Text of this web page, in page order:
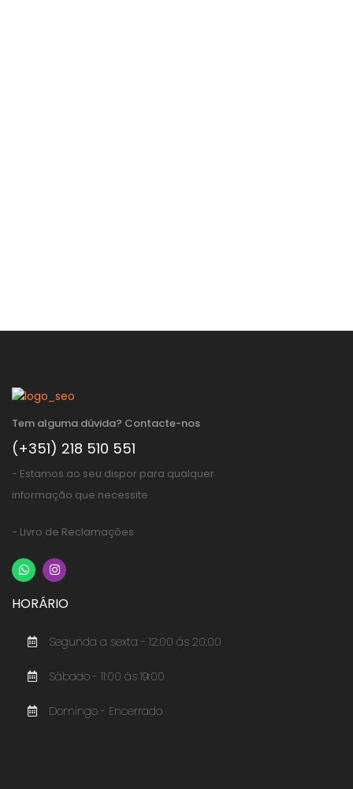
Tem alguma dúvida? Contacte-nos
(+351) 218 510 551
- Estamos ao seu dispor para qualquer
informação que necessite
- Livro de Reclamações
HORÁRIO
Segunda a sexta - 12:00 ás 20:00
Sábado - 11:00 ás 19:00
Domingo - Encerrado